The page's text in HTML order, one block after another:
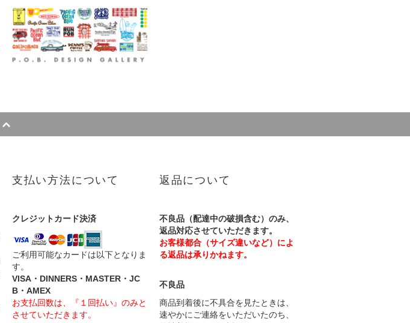
支払い方法について
クレジットカード決済
ご利用可能なカードは以下となりま
す。
VISA・DINNERS・MASTER・JC
B・AMEX
お支払回数は、『１回払い』のみと
させていただきます。
返品について
不良品（配達中の破損含む）のみ、
返品対応させていただきます。
お客様都合（サイズ違いなど）によ
る返品は承りかねます。
不良品
商品到着後に不具合を見たときは、
速やかにご連絡をいただいたのち、